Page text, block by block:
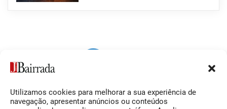
Utilizamos cookies para melhorar a sua experiência de
navegação, apresentar anúncios ou conteúdos
Siga-nos O Jornal da Bairrada